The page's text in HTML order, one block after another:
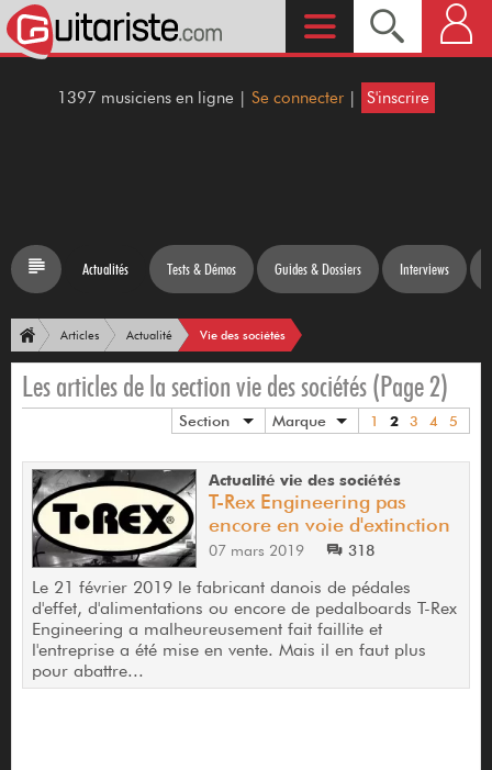
1397 musiciens en ligne | Se connecter | S'inscrire
Actualités Tests & Démos Guides & Dossiers Interviews
Articles Actualité Vie des sociétés
Les articles de la section vie des sociétés (Page 2)
Section Marque 1 2 3 4 5
Actualité vie des sociétés
T-Rex Engineering pas
encore en voie d'extinction
07 mars 2019 318
Le 21 février 2019 le fabricant danois de pédales
d'effet, d'alimentations ou encore de pedalboards T-Rex
Engineering a malheureusement fait faillite et
l'entreprise a été mise en vente. Mais il en faut plus
pour abattre...